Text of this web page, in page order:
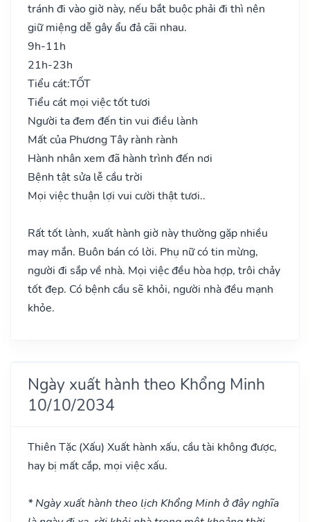
tránh đi vào giờ này, nếu bắt buộc phải đi thì nên
giữ miệng dễ gây ẩu đả cãi nhau.
9h-11h
21h-23h
Tiểu cát:TỐT
Tiểu cát mọi việc tốt tươi
Người ta đem đến tin vui điều lành
Mất của Phương Tây rành rành
Hành nhân xem đã hành trình đến nơi
Bệnh tật sửa lễ cầu trời
Mọi việc thuận lợi vui cười thật tươi..
Rất tốt lành, xuất hành giờ này thường gặp nhiều
may mắn. Buôn bán có lời. Phụ nữ có tin mừng,
người đi sắp về nhà. Mọi việc đều hòa hợp, trôi chảy
tốt đẹp. Có bệnh cầu sẽ khỏi, người nhà đều mạnh
khỏe.
Ngày xuất hành theo Khổng Minh
10/10/2034
Thiên Tặc (Xấu) Xuất hành xấu, cầu tài không được,
hay bị mất cắp, mọi việc xấu.
* Ngày xuất hành theo lịch Khổng Minh ở đây nghĩa